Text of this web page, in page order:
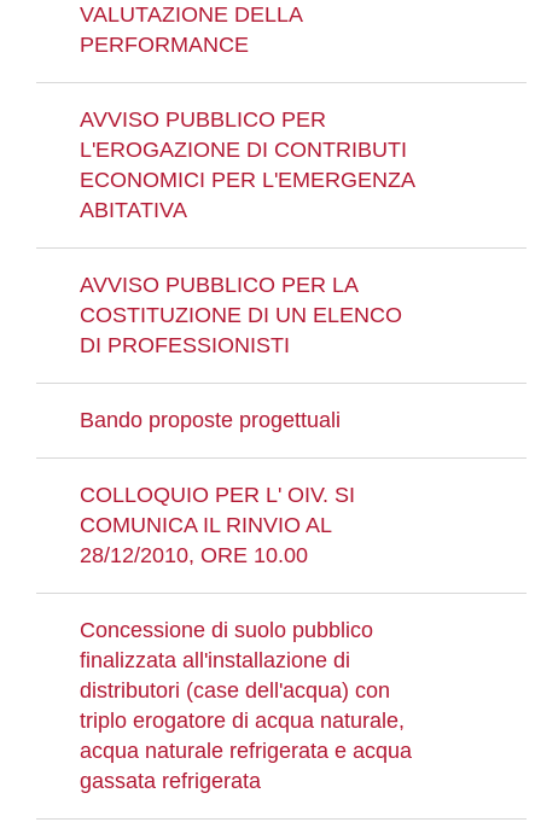
VALUTAZIONE DELLA
PERFORMANCE
AVVISO PUBBLICO PER
L'EROGAZIONE DI CONTRIBUTI
ECONOMICI PER L'EMERGENZA
ABITATIVA
AVVISO PUBBLICO PER LA
COSTITUZIONE DI UN ELENCO
DI PROFESSIONISTI
Bando proposte progettuali
COLLOQUIO PER L' OIV. SI
COMUNICA IL RINVIO AL
28/12/2010, ORE 10.00
Concessione di suolo pubblico
finalizzata all'installazione di
distributori (case dell'acqua) con
triplo erogatore di acqua naturale,
acqua naturale refrigerata e acqua
gassata refrigerata